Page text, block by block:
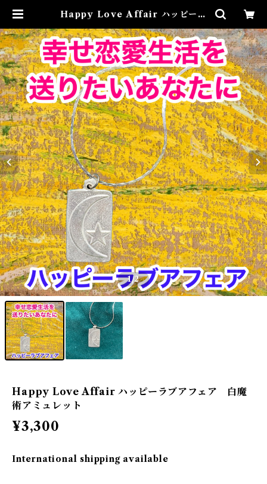
Happy Love Affair ハッピーラ
Airies Mystical アイリスミステ
ィカル マダムアイリスの風水・本
格白魔術
1/2
Happy Love Affair ハッピーラブアフェア 白魔
術アミュレット
¥3,300
International shipping available